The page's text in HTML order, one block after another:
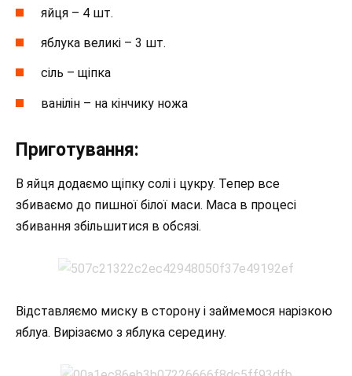
яйця – 4 шт.
яблука великі – 3 шт.
сіль – щіпка
ванілін – на кінчику ножа
Приготування:
В яйця додаємо щіпку солі і цукру. Тепер все
збиваємо до пишної білої маси. Маса в процесі
збивання збільшитися в обсязі.
Відставляємо миску в сторону і займемося нарізкою
яблуа. Вирізаємо з яблука середину.